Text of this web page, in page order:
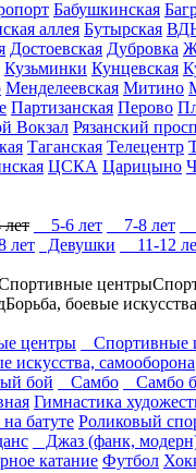
Бабушкинская
аллея Бутырская
Достоевская Дубровка
Кузьминки Кунцевская
Менделеевская Митино
Партизанская Перово
Вокзал Рязанский
Таганская Телецентр
ЦСКА Царицыно
5-6 лет 7-8 лет
лет Девушки 11-12
центры
Борьба, боевые
центры Спортивные
искусства, самооборона
бой Самбо Самбо
Гимнастика
батуте Роликовый
Джаз (фанк,
катание Футбол